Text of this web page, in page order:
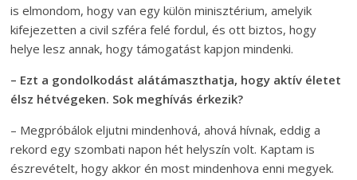
is elmondom, hogy van egy külön minisztérium, amelyik
kifejezetten a civil szféra felé fordul, és ott biztos, hogy
helye lesz annak, hogy támogatást kapjon mindenki.
– Ezt a gondolkodást alátámaszthatja, hogy aktív életet
élsz hétvégeken. Sok meghívás érkezik?
– Megpróbálok eljutni mindenhová, ahová hívnak, eddig a
rekord egy szombati napon hét helyszín volt. Kaptam is
észrevételt, hogy akkor én most mindenhova enni megyek.